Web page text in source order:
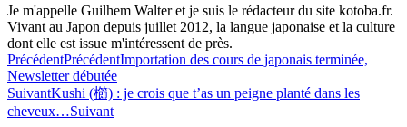
Je m'appelle Guilhem Walter et je suis le rédacteur du site kotoba.fr.
Vivant au Japon depuis juillet 2012, la langue japonaise et la culture
dont elle est issue m'intéressent de près.
PrécédentPrécédentImportation des cours de japonais terminée,
Newsletter débutée
SuivantKushi (櫛) : je crois que t’as un peigne planté dans les
cheveux…Suivant